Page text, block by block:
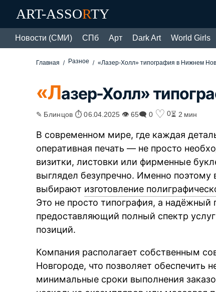
ART-ASSORTY
Новости (СМИ) СПб Арт Dark Art World Girls
Главная Разное «Лазер-Холл» типография в Нижнем
«Лазер-Холл»
✎ Блинцов ⏱ 06.04.2025 👁 65🗨 0 ♡ 0⏳ 2 мин
В современном мире, где каждая
оперативная печать — не просто
визитки, листовки или фирменные
выглядел безупречно. Именно
выбирают изготовление
Это не просто типография, а
предоставляющий полный спектр
позиций.
Компания располагает собственным
Новгороде, что позволяет обеспечить
минимальные сроки выполнения